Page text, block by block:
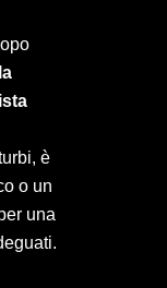
è
o un
una